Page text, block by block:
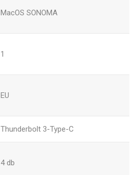
MacOS SONOMA
1
EU
Thunderbolt 3-Type-C
4 db